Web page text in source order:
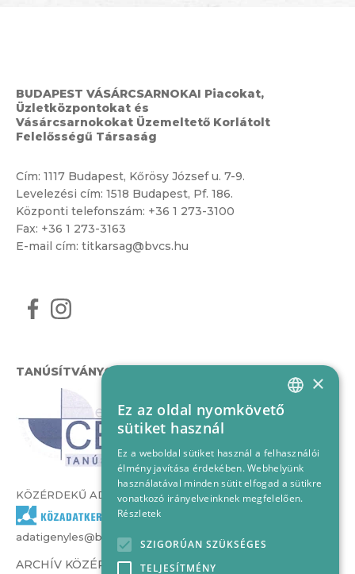
BUDAPEST VÁSÁRCSARNOKAI Piacokat,
Üzletközpontokat és
Vásárcsarnokokat Üzemeltető Korlátolt
Felelősségű Társaság
Cím: 1117 Budapest, Kőrösy József u. 7-9.
Levelezési cím: 1518 Budapest, Pf. 186.
Központi telefonszám: +36 1 273-3100
Fax: +36 1 273-3163
E-mail cím: titkarsag@bvcs.hu
TANÚSÍTVÁNYOK
KÖZÉRDEKŰ ADATOK
adatigenyles@bvcs.hu
ARCHÍV KÖZÉRDEKŰ ADATOK –
HUNGARIAN
×
Ez az oldal nyomkövető
sütiket használ
Ez a weboldal sütiket használ a felhasználói
élmény javítása érdekében. Webhelyünk
használatával minden sütit elfogad a sütikre
vonatkozó irányelveinknek megfelelően.
Részletek
SZIGORÚAN SZÜKSÉGES
TELJESÍTMÉNY